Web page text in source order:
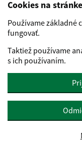
Cookies na
Používame základné
fungovať.
Taktiež používame
s ich používaním.